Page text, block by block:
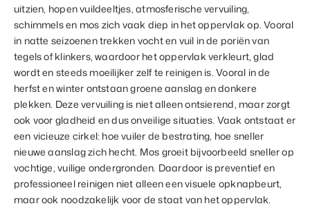
uitzien, hopen vuildeeltjes, atmosferische vervuiling,
schimmels en mos zich vaak diep in het oppervlak op. Vooral
in natte seizoenen trekken vocht en vuil in de poriën van
tegels of klinkers, waardoor het oppervlak verkleurt, glad
wordt en steeds moeilijker zelf te reinigen is. Vooral in de
herfst en winter ontstaan groene aanslag en donkere
plekken. Deze vervuiling is niet alleen ontsierend, maar zorgt
ook voor gladheid en dus onveilige situaties. Vaak ontstaat er
een vicieuze cirkel: hoe vuiler de bestrating, hoe sneller
nieuwe aanslag zich hecht. Mos groeit bijvoorbeeld sneller op
vochtige, vuilige ondergronden. Daardoor is preventief en
professioneel reinigen niet alleen een visuele opknapbeurt,
maar ook noodzakelijk voor de staat van het oppervlak.